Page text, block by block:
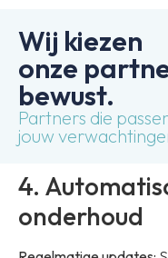
Wij kiezen
onze
bewust.
Partners die
jouw
4.
onderhoud